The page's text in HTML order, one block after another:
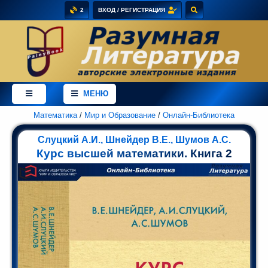
2 ВХОД / РЕГИСТРАЦИЯ
Добро
пожаловать
магазин
PaleyBook
-
"Разумная
Литература"!
Здесь
купить
электронные
версии
МЕНЮ
Математика / Мир и Образование / Онлайн-Библиотека
Слуцкий А.И., Шнейдер В.Е., Шумов А.С.
Курс высшей математики. Книга 2